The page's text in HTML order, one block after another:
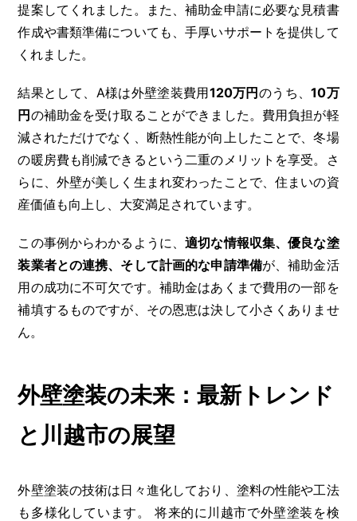
提案してくれました。また、補助金申請に必要な見積書
作成や書類準備についても、手厚いサポートを提供して
くれました。
結果として、A様は外壁塗装費用120万円のうち、10万
円の補助金を受け取ることができました。費用負担が軽
減されただけでなく、断熱性能が向上したことで、冬場
の暖房費も削減できるという二重のメリットを享受。さ
らに、外壁が美しく生まれ変わったことで、住まいの資
産価値も向上し、大変満足されています。
この事例からわかるように、適切な情報収集、優良な塗
装業者との連携、そして計画的な申請準備が、補助金活
用の成功に不可欠です。補助金はあくまで費用の一部を
補填するものですが、その恩恵は決して小さくありませ
ん。
外壁塗装の未来：最新トレンド
と川越市の展望
外壁塗装の技術は日々進化しており、塗料の性能や工法
も多様化しています。 将来的に川越市で外壁塗装を検